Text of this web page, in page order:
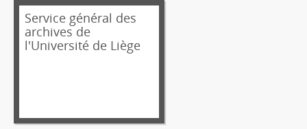
Service général des
archives de
l'Université de Liège